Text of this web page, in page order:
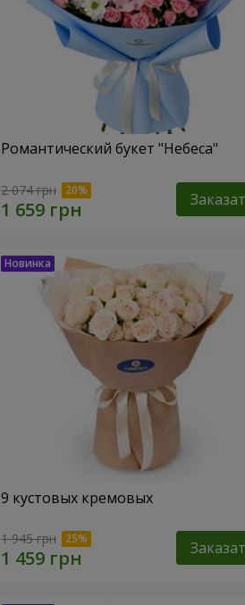
Романтический букет "Небеса"
2 074 грн
9 кустовых кремовых
1 945 грн